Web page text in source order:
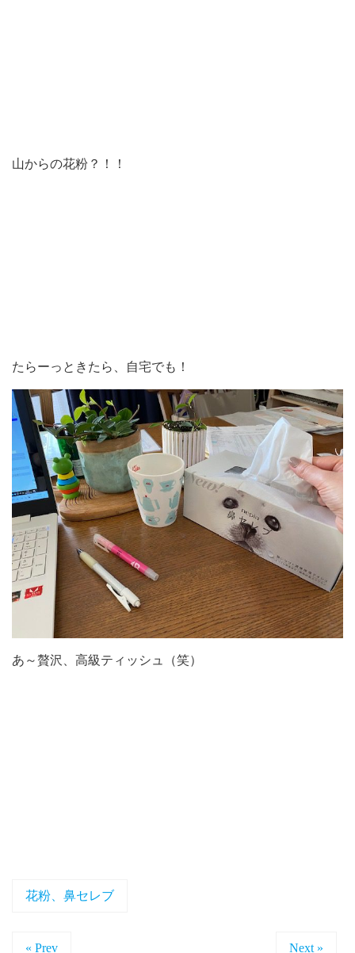
山からの花粉？！！
たらーっときたら、自宅でも！
あ～贅沢、高級ティッシュ（笑）
花粉、鼻セレブ
« Prev Next »